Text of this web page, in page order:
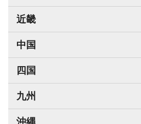
近畿
中国
四国
九州